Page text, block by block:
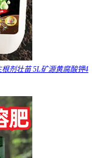
剂壮苗 5L矿源黄腐酸钾4